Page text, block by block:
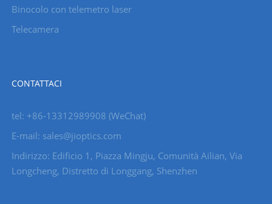
Binocolo con telemetro laser
Telecamera
CONTATTACI
tel: +86-13312989908 (WeChat)
E-mail: sales@jioptics.com
Indirizzo: Edificio 1, Piazza Mingju, Comunità Ailian, Via
Longcheng, Distretto di Longgang, Shenzhen